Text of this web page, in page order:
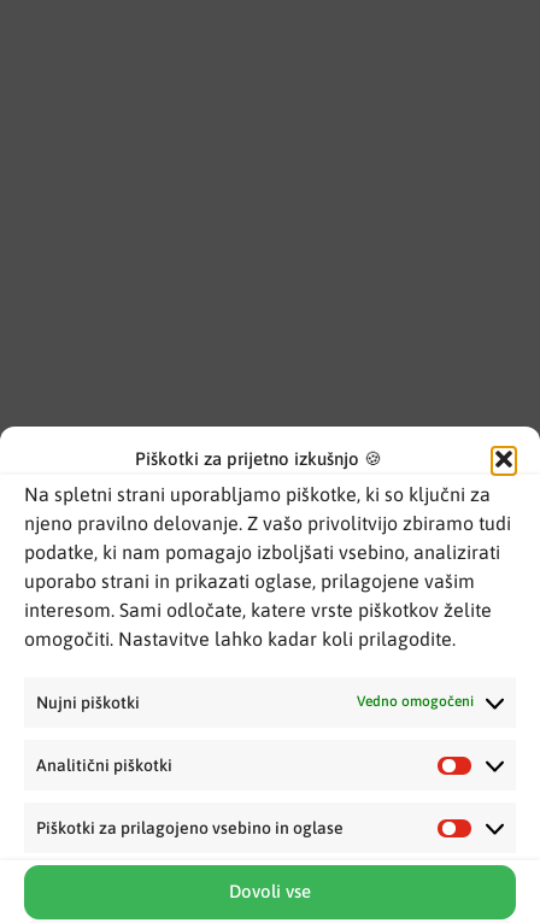
Piškotki za prijetno izkušnjo 🍪
Na spletni strani uporabljamo piškotke, ki so ključni za
njeno pravilno delovanje. Z vašo privolitvijo zbiramo tudi
podatke, ki nam pomagajo izboljšati vsebino, analizirati
uporabo strani in prikazati oglase, prilagojene vašim
interesom. Sami odločate, katere vrste piškotkov želite
omogočiti. Nastavitve lahko kadar koli prilagodite.
Nujni piškotki Vedno omogočeni
Analitični piškotki
Piškotki za prilagojeno vsebino in oglase
Dovoli vse